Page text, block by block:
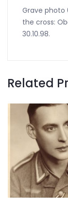
Grave photo
the cross:
30.10.98.
Related